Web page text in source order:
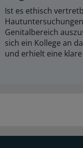
Ist es ethisch
Genitalbereich
sich ein Kollege an
und erhielt eine